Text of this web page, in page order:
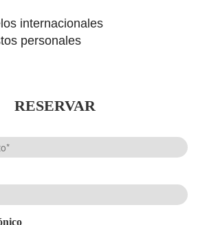
internacionales
personales
RESERVAR